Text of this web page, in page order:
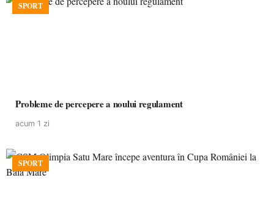
SPORT
Probleme de percepere a noului regulament
acum 1 zi
SPORT